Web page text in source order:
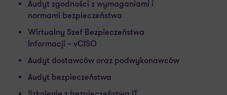
Audyt zgodności z wymaganiami i
normami bezpieczeństwa
Wirtualny Szef Bezpieczeństwa
Informacji – vCISO
Audyt dostawców oraz podwykonawców
Audyt bezpieczeństwa